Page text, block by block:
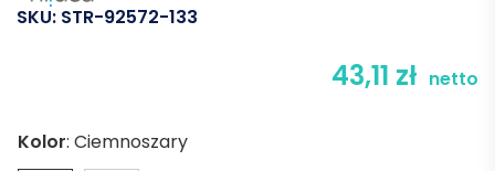
SKU: STR-92572-133
43,11 zł netto
Kolor: Ciemnoszary